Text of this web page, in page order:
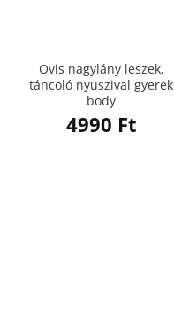
Ovis nagylány leszek,
táncoló nyuszival gyerek
body
4990 Ft